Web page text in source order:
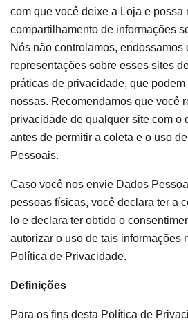
com que você deixe a Loja e possa
compartilhamento de informações
Nós não controlamos, endossamos
representações sobre esses sites
práticas de privacidade, que
nossas. Recomendamos que você
privacidade de qualquer site com o
antes de permitir a coleta e o uso
Pessoais.
Caso você nos envie Dados
pessoas físicas, você declara ter a
lo e declara ter obtido o
autorizar o uso de tais informações
Política de Privacidade.
Definições
Para os fins desta Política de